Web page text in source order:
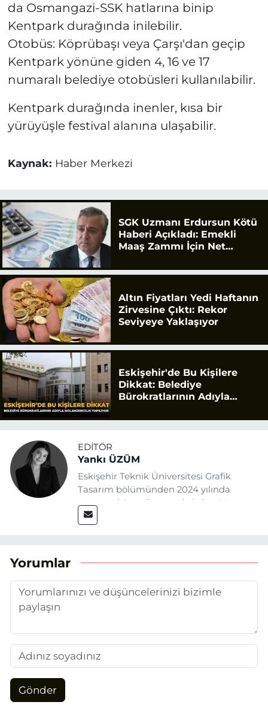
da Osmangazi-SSK hatlarına binip
Kentpark durağında inilebilir.
Otobüs: Köprübaşı veya Çarşı'dan geçip
Kentpark yönüne giden 4, 16 ve 17
numaralı belediye otobüsleri kullanılabilir.
Kentpark durağında inenler, kısa bir
yürüyüşle festival alanına ulaşabilir.
Kaynak: Haber Merkezi
SGK Uzmanı Erdursun Kötü
Haberi Açıkladı: Emekli
Maaş Zammı İçin Net
Altın Fiyatları Yedi Haftanın
Zirvesine Çıktı: Rekor
Seviyeye Yaklaşıyor
Eskişehir'de Bu Kişilere
Dikkat: Belediye
Bürokratlarının Adıyla
EDITÖR
Yankı ÜZÜM
Eskişehir Teknik Üniversitesi Grafik
Tasarım bölümünden 2024 yılında
mezun oldum. Basın sektörüne Mayıs
2025’te Eskişehir Haber Ajansı ile adım
aktarmayı hedefliyorum.
Yorumlar
Gönder